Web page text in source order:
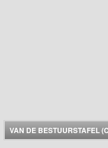
VAN DE BESTUURSTAFEL